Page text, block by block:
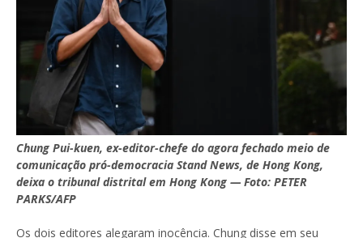
Chung Pui-kuen, ex-editor-chefe do agora fechado meio de
comunicação pró-democracia Stand News, de Hong Kong,
deixa o tribunal distrital em Hong Kong — Foto: PETER
PARKS/AFP
Os dois editores alegaram inocência. Chung disse em seu